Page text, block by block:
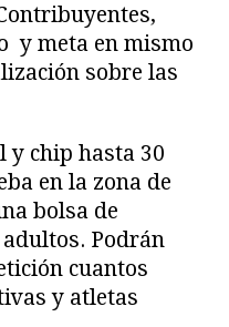
y meta en mismo
sobre las
y chip hasta 30
en la zona de
bolsa de
Podrán
cuantos
y atletas